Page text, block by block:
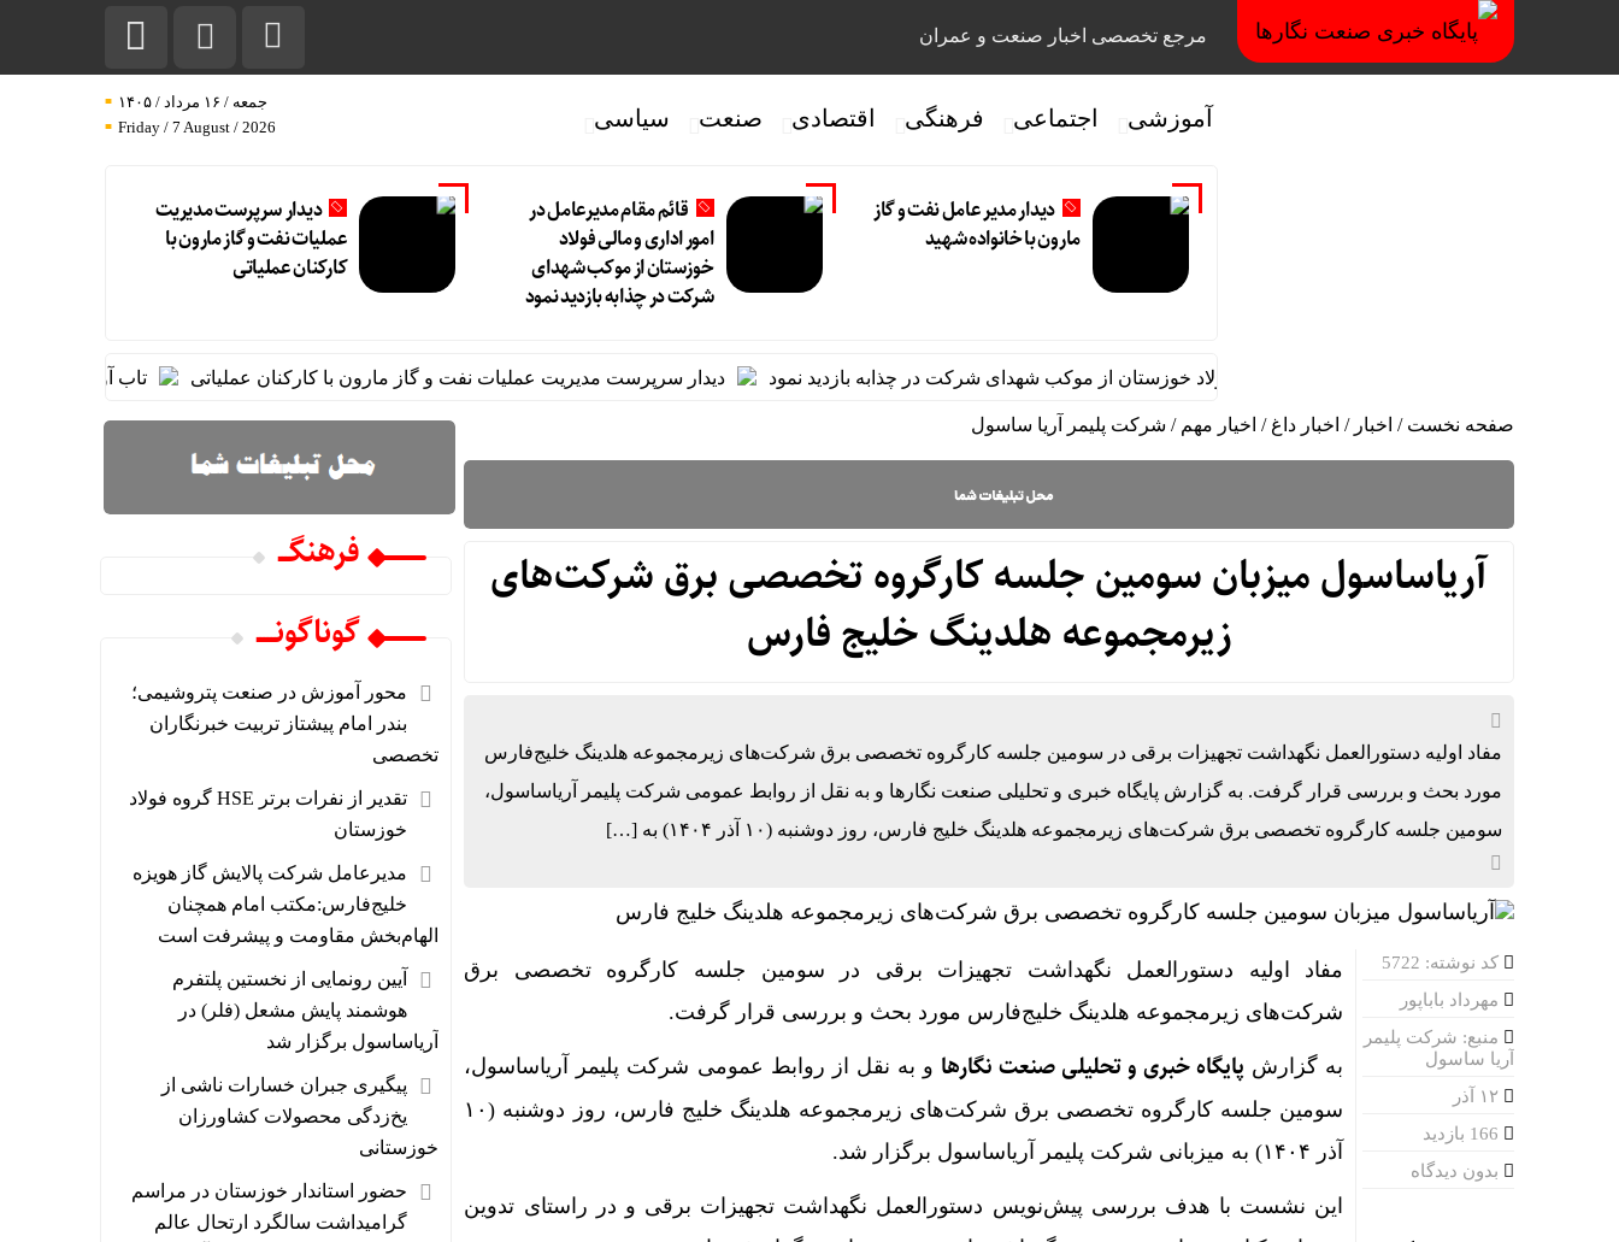
مرجع تخصصی اخبار صنعت و عمران
آموزشی اجتماعی فرهنگی اقتصادی صنعت سیاسی
جمعه / ۱۶ مرداد / ۱۴۰۵
Friday / 7 August / 2026
دیدار مدیر عامل نفت و گاز
مارون با خانواده شهید
قائم مقام مدیرعامل در
امور اداری و مالی فولاد
خوزستان از موکب شهدای
شرکت در چذابه بازدید نمود
دیدار سرپرست مدیریت
عملیات نفت و گاز مارون با
کارکنان عملیاتی
قائم مقام مدیرعامل در امور اداری و مالی فولاد خوزستان از موکب شهدای شرکت در چذابه بازدید نمود دیدار سرپرست مدیریت عملیات نفت و گاز مارون با کارکنان عملیاتی تاب آوری، وجه تمایز
صفحه نخست / اخبار / اخبار داغ / اخیار مهم / شرکت پلیمر آریا ساسول
آریاساسول میزبان سومین جلسه کارگروه تخصصی برق شرکت‌های
زیرمجموعه هلدینگ خلیج فارس
مفاد اولیه دستورالعمل نگهداشت تجهیزات برقی در سومین جلسه کارگروه تخصصی برق شرکت‌های زیرمجموعه هلدینگ خلیج‌فارس
مورد بحث و بررسی قرار گرفت. به گزارش پایگاه خبری و تحلیلی صنعت نگارها و به نقل از روابط عمومی شرکت پلیمر آریاساسول،
سومین جلسه کارگروه تخصصی برق شرکت‌های زیرمجموعه هلدینگ خلیج فارس، روز دوشنبه (۱۰ آذر ۱۴۰۴) به […]
کد نوشته: 5722
مهرداد باباپور
منبع: شرکت پلیمر
آریا ساسول
بدون دیدگاه
مفاد اولیه دستورالعمل نگهداشت تجهیزات برقی در سومین جلسه کارگروه تخصصی برق
شرکت‌های زیرمجموعه هلدینگ خلیج‌فارس مورد بحث و بررسی قرار گرفت.
به گزارش پایگاه خبری و تحلیلی صنعت نگارها و به نقل از روابط عمومی شرکت پلیمر آریاساسول،
سومین جلسه کارگروه تخصصی برق شرکت‌های زیرمجموعه هلدینگ خلیج فارس، روز دوشنبه (۱۰
آذر ۱۴۰۴) به میزبانی شرکت پلیمر آریاساسول برگزار شد.
این نشست با هدف بررسی پیش‌نویس دستورالعمل نگهداشت تجهیزات برقی و در راستای تدوین
فرهنگـــ
گوناگونـــــ
محور آموزش در صنعت پتروشیمی؛
بندر امام پیشتاز تربیت خبرنگاران
تخصصی
تقدیر از نفرات برتر HSE گروه فولاد
خوزستان
مدیرعامل شرکت پالایش گاز هویزه
خلیج‌فارس:مکتب امام همچنان
الهام‌بخش مقاومت و پیشرفت است
آیین رونمایی از نخستین پلتفرم
هوشمند پایش مشعل (فلر) در
آریاساسول برگزار شد
پیگیری جبران خسارات ناشی از
یخ‌زدگی محصولات کشاورزان
خوزستانی
حضور استاندار خوزستان در مراسم
گرامیداشت سالگرد ارتحال عالم